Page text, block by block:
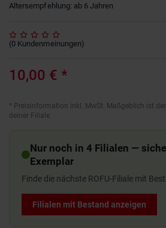
Altersempfehlung: ab 6 Jahren
(0 Kundenmeinungen)
10,00 € *
* Preisinformation inkl. MwSt. Maßgeblich ist
deiner Filiale.
Nur noch in 4 Filialen —
Exemplar
Finde die nächste ROFU-Filiale mit
Filialen mit Bestand anzeigen